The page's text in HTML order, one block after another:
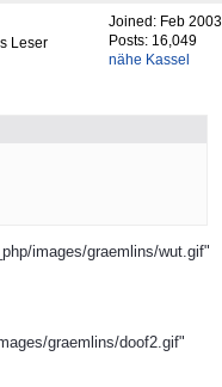
Joined: Feb 2003
Posts: 16,049
nähe Kassel
Leser
images/graemlins/wut.gif"
graemlins/doof2.gif"